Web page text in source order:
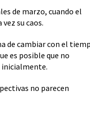
de marzo, cuando el
su caos.
de cambiar con el
es posible que no
no parecen